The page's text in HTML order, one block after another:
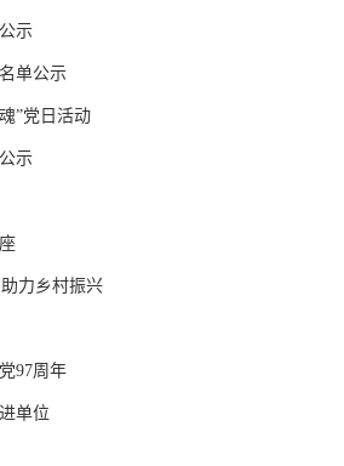
示
单公示
”党日活动
示
力乡村振兴
97周年
单位